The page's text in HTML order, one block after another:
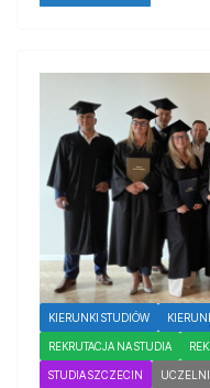
KIERUNKI STUDIÓW
REKRUTACJA NA STUDIA
STUDIA SZCZECIN